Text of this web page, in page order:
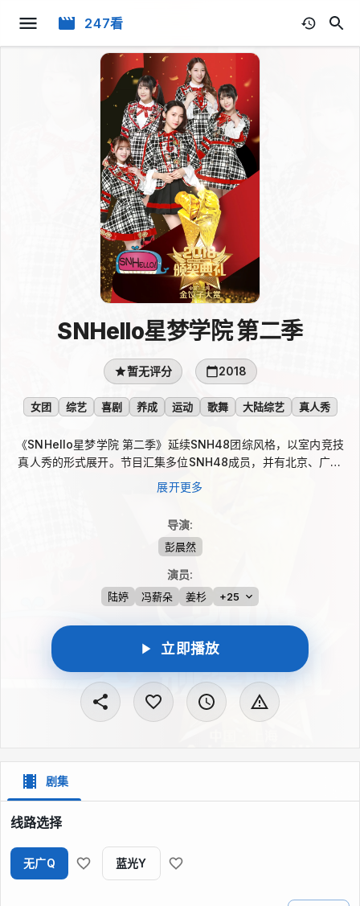
247看
SNHello星梦学院 第二季
暂无评分 2018
女团 综艺 喜剧 养成 运动 歌舞 大陆综艺 真人秀
《SNHello星梦学院 第二季》延续SNH48团综风格，以室内竞技
真人秀的形式展开。节目汇集多位SNH48成员，并有北京、广州
等48分团人气成员亮相，通过竞技游戏、搞笑整人和生活揭秘等
环节，呈现少女偶像在舞台之外的反应、互动与青春活力，节奏轻
展开更多
导演:
彭晨然
演员:
陆婷 冯薪朵 姜杉 +25
立即播放
剧集
线路选择
无广Q 蓝光Y